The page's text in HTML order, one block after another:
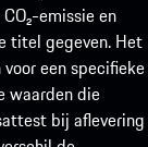
emissie en
titel gegeven. Het
een specifieke
waarden die
bij aflevering